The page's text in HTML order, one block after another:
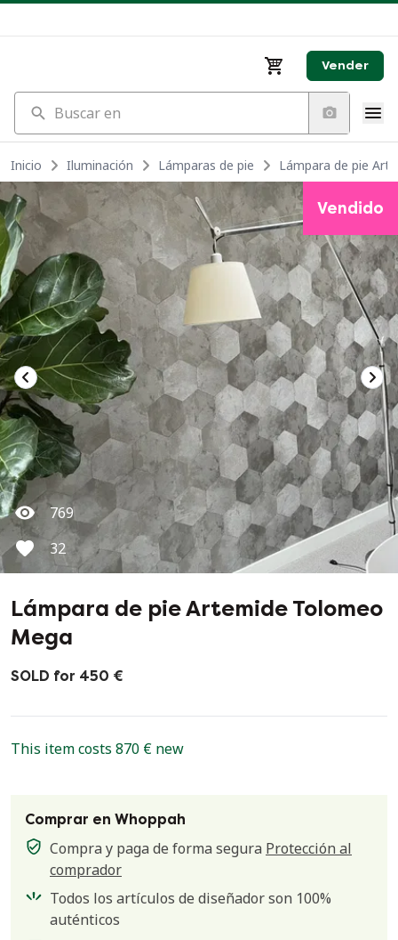
Vender
Buscar en
Inicio Iluminación Lámparas de pie Lámpara de pie
769
32
Vendido
Lámpara de pie Artemide Tolomeo
Mega
SOLD for 450 €
This item costs 870 € new
Comprar en Whoppah
Compra y paga de forma segura Protección al
comprador
Todos los artículos de diseñador son 100%
auténticos